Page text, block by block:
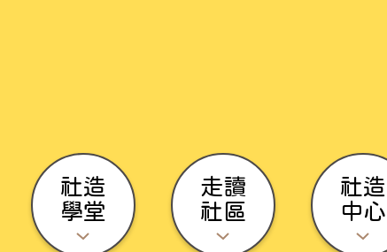
社造
學堂
走讀
社區
社造
中心